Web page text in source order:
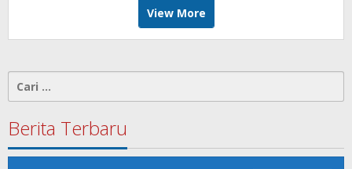
View More
Cari
Berita Terbaru